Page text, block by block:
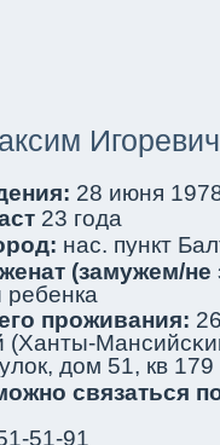
Игоревич
28 июня
23 года
нас. пункт
(замужем/
ребенкa
проживания:
(Ханты-
дом 51, кв 179
связаться
51-91